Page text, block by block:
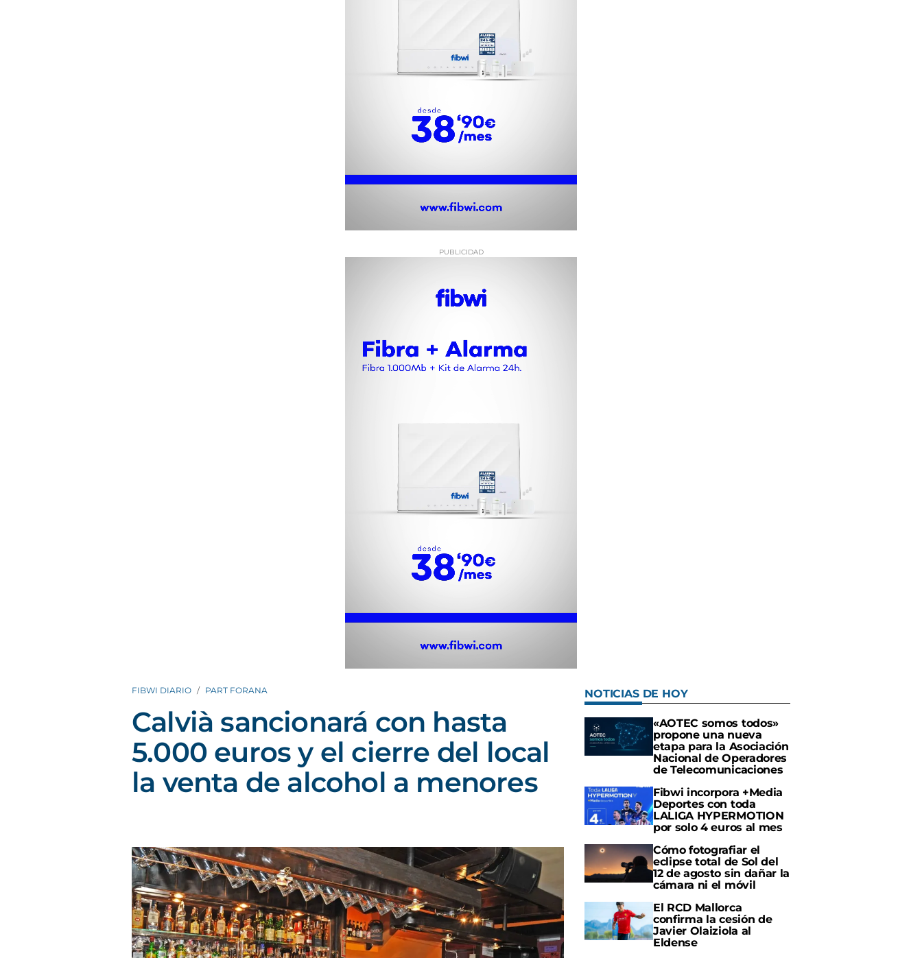
FIBWI DIARIO PART FORANA
Calvià sancionará con hasta
5.000 euros y el cierre del local
la venta de alcohol a menores
NOTICIAS DE HOY
«AOTEC somos todos»
propone una nueva
etapa para la Asociación
Nacional de Operadores
de Telecomunicaciones
Fibwi incorpora +Media
Deportes con toda
LALIGA HYPERMOTION
por solo 4 euros al mes
Cómo fotografiar el
eclipse total de Sol del
12 de agosto sin dañar la
cámara ni el móvil
El RCD Mallorca
confirma la cesión de
Javier Olaiziola al
Eldense